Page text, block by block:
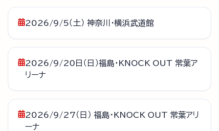
2026/9/5（土） 神奈川・横浜武道館
2026/9/20日（日）福島・KNOCK OUT 常葉ア
リーナ
2026/9/27（日） 福島・KNOCK OUT 常葉アリ
ーナ